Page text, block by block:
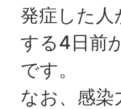
発症した人
する4日前
です。
なお、感